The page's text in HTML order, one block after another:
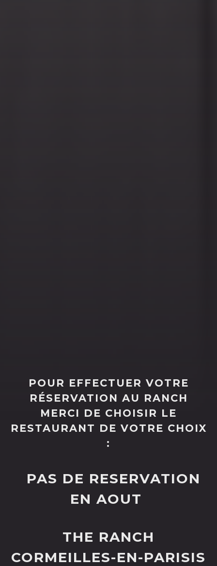
POUR EFFECTUER VOTRE
RÉSERVATION AU RANCH
MERCI DE CHOISIR LE
RESTAURANT DE VOTRE CHOIX
:
PAS DE RESERVATION
EN AOUT
THE RANCH
CORMEILLES-EN-PARISIS